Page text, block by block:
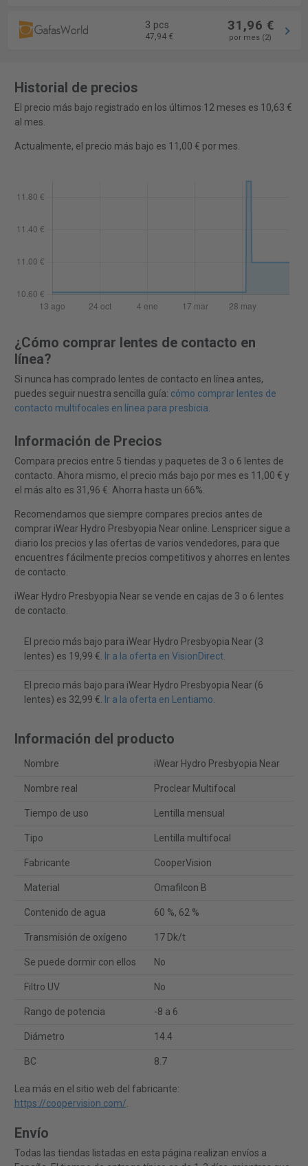
3 pcs
47,94 €
31,96 €
por mes (2)
Historial de precios
El precio más bajo registrado en los últimos 12 meses es 10,63 €
al mes.
Actualmente, el precio más bajo es 11,00 € por mes.
¿Cómo comprar lentes de contacto en
línea?
Si nunca has comprado lentes de contacto en línea antes,
puedes seguir nuestra sencilla guía: cómo comprar lentes de
contacto multifocales en línea para presbicia.
Información de Precios
Compara precios entre 5 tiendas y paquetes de 3 o 6 lentes de
contacto. Ahora mismo, el precio más bajo por mes es 11,00 € y
el más alto es 31,96 €. Ahorra hasta un 66%.
Recomendamos que siempre compares precios antes de
comprar iWear Hydro Presbyopia Near online. Lenspricer sigue a
diario los precios y las ofertas de varios vendedores, para que
encuentres fácilmente precios competitivos y ahorres en lentes
de contacto.
iWear Hydro Presbyopia Near se vende en cajas de 3 o 6 lentes
de contacto.
El precio más bajo para iWear Hydro Presbyopia Near (3
lentes) es 19,99 €. Ir a la oferta en VisionDirect.
El precio más bajo para iWear Hydro Presbyopia Near (6
lentes) es 32,99 €. Ir a la oferta en Lentiamo.
Información del producto
Nombre iWear Hydro Presbyopia Near
Nombre real Proclear Multifocal
Tiempo de uso Lentilla mensual
Tipo Lentilla multifocal
Fabricante CooperVision
Material Omafilcon B
Contenido de agua 60 %, 62 %
Transmisión de oxígeno 17 Dk/t
Se puede dormir con ellos No
Filtro UV No
Rango de potencia -8 a 6
Diámetro 14.4
BC 8.7
Lea más en el sitio web del fabricante:
https://coopervision.com/.
Envío
Todas las tiendas listadas en esta página realizan envíos a